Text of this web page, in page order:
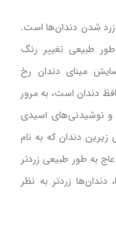
زرد شدن دندان‌ها است.
طبیعی تغییر رنگ
مینای دندان رخ
دندان است، به مرور
و نوشیدنی‌های اسیدی
زیرین دندان که به نام
به طور طبیعی زردتر
دندان‌ها زردتر به نظر